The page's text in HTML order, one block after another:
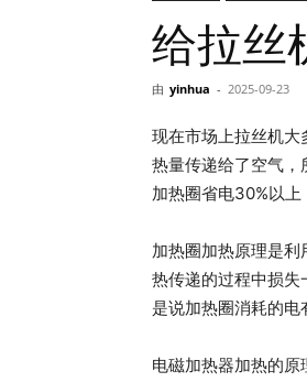
给拉丝
由 yinhua - 2025-09-23
现在市场上拉丝机大
热量传递给了空气，
加热圈省电30%以上
加热圈加热原理是
热传递的过程中损
是说加热圈消耗的电
电磁加热器加热的